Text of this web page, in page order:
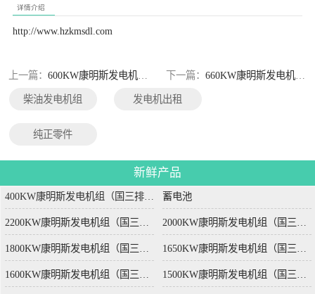
详情介绍
http://www.hzkmsdl.com
上一篇： 600KW康明斯发电机组（国三排放） 下一篇： 660KW康明斯发电机组（国三排放）
柴油发电机组 发电机出租
纯正零件
新鲜产品
蓄电池